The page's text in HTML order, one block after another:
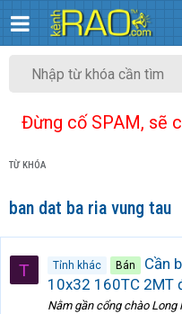
Đừng cố SPAM, sẽ
TỪ KHÓA
ban dat ba ria vung tau
T Tỉnh khác Bán
Cần
10x32 160TC 2MT
Nằm gần cổng chào